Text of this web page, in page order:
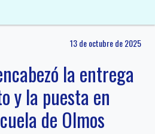
13 de octubre de 2025
la entrega
y la puesta en
de Olmos